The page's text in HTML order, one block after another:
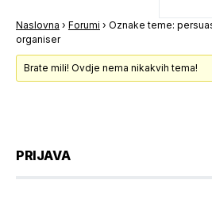
Naslovna › Forumi › Oznake teme:
organiser
Brate mili! Ovdje nema nikakvih tema!
PRIJAVA